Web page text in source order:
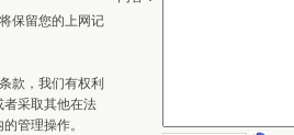
保留您的上网记
款，我们有权利
者采取其他在法
管理操作。